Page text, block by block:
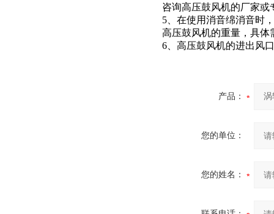
咨询高压鼓风机的厂家或
5、在使用消音绵消音时
高压鼓风机的重量，具体
6、高压鼓风机的进出风
产品：
您的单位：
您的姓名：